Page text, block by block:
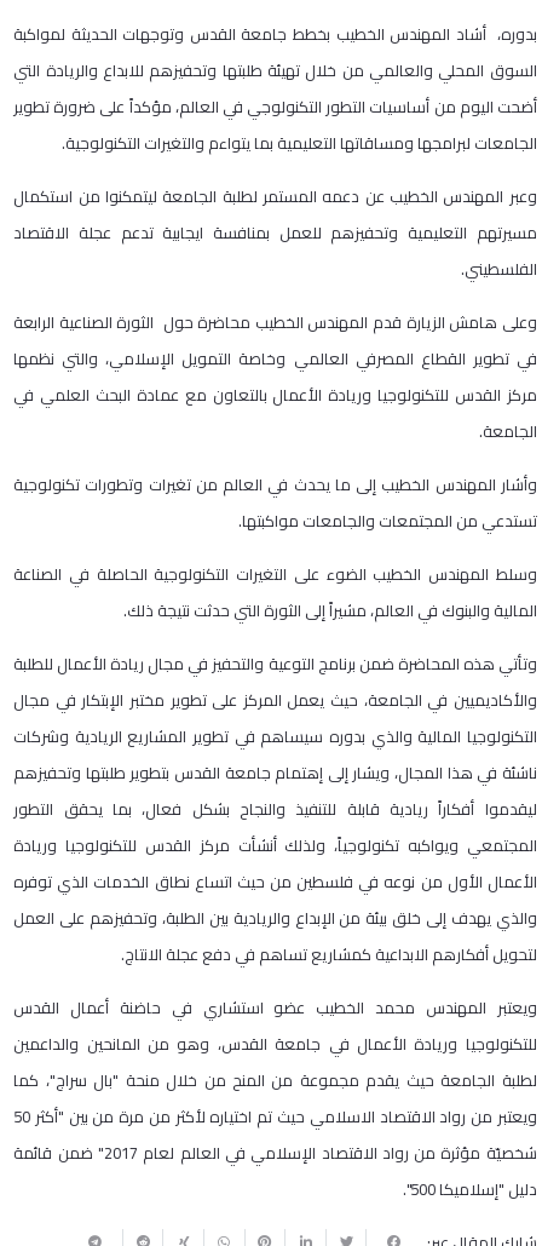
بدوره، أشاد المهندس الخطيب بخطط جامعة القدس وتوجهات الحديثة لمواكبة
السوق المحلي والعالمي من خلال تهيئة طلبتها وتحفيزهم للابداع والريادة التي
أضحت اليوم من أساسيات التطور التكنولوجي في العالم، مؤكداً على ضرورة تطوير
الجامعات لبرامجها ومساقاتها التعليمية بما يتواءم والتغيرات التكنولوجية.
وعبر المهندس الخطيب عن دعمه المستمر لطلبة الجامعة ليتمكنوا من استكمال
مسيرتهم التعليمية وتحفيزهم للعمل بمنافسة ايجابية تدعم عجلة الاقتصاد
الفلسطيني.
وعلى هامش الزيارة قدم المهندس الخطيب محاضرة حول الثورة الصناعية الرابعة
في تطوير القطاع المصرفي العالمي وخاصة التمويل الإسلامي، والتي نظمها
مركز القدس للتكنولوجيا وريادة الأعمال بالتعاون مع عمادة البحث العلمي في
الجامعة.
وأشار المهندس الخطيب إلى ما يحدث في العالم من تغيرات وتطورات تكنولوجية
تستدعي من المجتمعات والجامعات مواكبتها.
وسلط المهندس الخطيب الضوء على التغيرات التكنولوجية الحاصلة في الصناعة
المالية والبنوك في العالم، مشيراً إلى الثورة التي حدثت نتيجة ذلك.
وتأتي هذه المحاضرة ضمن برنامج التوعية والتحفيز في مجال ريادة الأعمال للطلبة
والأكاديميين في الجامعة، حيث يعمل المركز على تطوير مختبر الإبتكار في مجال
التكنولوجيا المالية والذي بدوره سيساهم في تطوير المشاريع الريادية وشركات
ناشئة في هذا المجال، ويشار إلى إهتمام جامعة القدس بتطوير طلبتها وتحفيزهم
ليقدموا أفكاراً ريادية قابلة للتنفيذ والنجاح بشكل فعال، بما يحقق التطور
المجتمعي ويواكبه تكنولوجياً، ولذلك أنشأت مركز القدس للتكنولوجيا وريادة
الأعمال الأول من نوعه في فلسطين من حيث اتساع نطاق الخدمات الذي توفره
والذي يهدف إلى خلق بيئة من الإبداع والريادية بين الطلبة، وتحفيزهم على العمل
لتحويل أفكارهم الابداعية كمشاريع تساهم في دفع عجلة الانتاج.
ويعتبر المهندس محمد الخطيب عضو استشاري في حاضنة أعمال القدس
للتكنولوجيا وريادة الأعمال في جامعة القدس، وهو من المانحين والداعمين
لطلبة الجامعة حيث يقدم مجموعة من المنح من خلال منحة "بال سراج"، كما
ويعتبر من رواد الاقتصاد الاسلامي حيث تم اختياره لأكثر من مرة من بين "أكثر 50
شخصيّة مؤثرة من رواد الاقتصاد الإسلامي في العالم لعام 2017" ضمن قائمة
دليل "إسلاميكا 500".